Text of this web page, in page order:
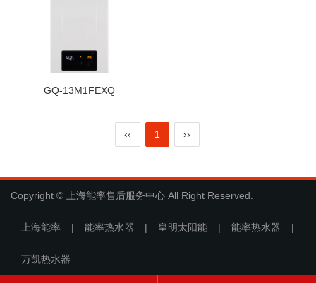
GQ-13M1FEXQ
‹‹ 1 ››
Copyright © 上海能率售后服务中心 All Right Reserved.
上海能率 | 能率热水器 | 皇明太阳能 | 能率热水器 |
万凯热水器